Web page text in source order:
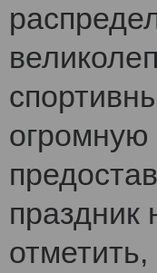
огромную
праздник